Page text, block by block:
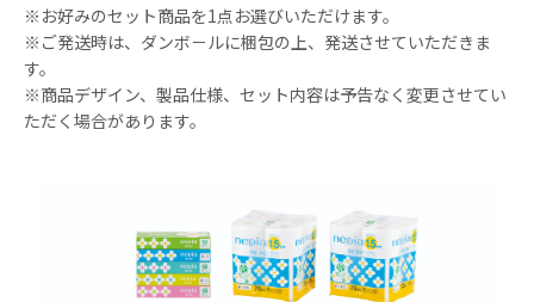
※お好みのセット商品を1点お選びいただけます。
※ご発送時は、ダンボ－ルに梱包の上、発送させていただきま
す。
※商品デザイン、製品仕様、セット内容は予告なく変更させてい
ただく場合があります。